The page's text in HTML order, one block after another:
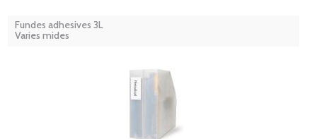
Fundes adhesives 3L
Varies mides